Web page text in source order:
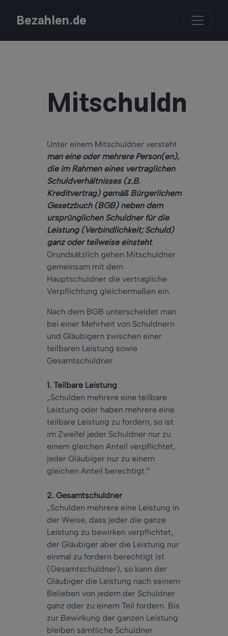
Bezahlen.de
Mitschuldner
Unter einem Mitschuldner versteht
man eine oder mehrere Person(en),
die im Rahmen eines vertraglichen
Schuldverhältnisses (z.B.
Kreditvertrag) gemäß Bürgerlichem
Gesetzbuch (BGB) neben dem
ursprünglichen Schuldner für die
Leistung (Verbindlichkeit; Schuld)
ganz oder teilweise einsteht.
Grundsätzlich gehen Mitschuldner
gemeinsam mit dem
Hauptschuldner die vertragliche
Verpflichtung gleichermaßen ein.
Nach dem BGB unterscheidet man
bei einer Mehrheit von Schuldnern
und Gläubigern zwischen einer
teilbaren Leistung sowie
Gesamtschuldner.
1. Teilbare Leistung
„Schulden mehrere eine teilbare
Leistung oder haben mehrere eine
teilbare Leistung zu fordern, so ist
im Zweifel jeder Schuldner nur zu
einem gleichen Anteil verpflichtet,
jeder Gläubiger nur zu einem
gleichen Anteil berechtigt.“
2. Gesamtschuldner
„Schulden mehrere eine Leistung in
der Weise, dass jeder die ganze
Leistung zu bewirken verpflichtet,
der Gläubiger aber die Leistung nur
einmal zu fordern berechtigt ist
(Gesamtschuldner), so kann der
Gläubiger die Leistung nach seinem
Belieben von jedem der Schuldner
ganz oder zu einem Teil fordern. Bis
zur Bewirkung der ganzen Leistung
bleiben sämtliche Schuldner